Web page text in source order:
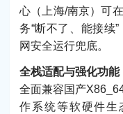
心（上海/南京）可
务“断不了、能接续
网安全运行兜底。
全栈适配与强化功能
全面兼容国产
作系统等软硬件生